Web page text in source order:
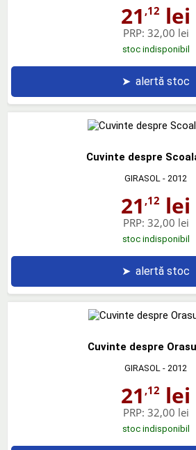
21 ,12 lei
PRP: 32,00 lei
stoc indisponibil
➤ alertă stoc
Cuvinte despre
GIRASOL - 2012
21 ,12 lei
PRP: 32,00 lei
stoc indisponibil
➤ alertă stoc
Cuvinte despre
GIRASOL - 2012
21 ,12 lei
PRP: 32,00 lei
stoc indisponibil